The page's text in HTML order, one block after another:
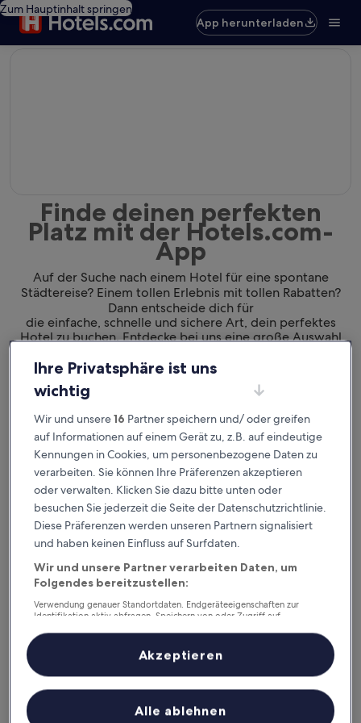
Zum Hauptinhalt springen
App herunterladen
Finde deinen perfekten
Platz mit der Hotels.com-
App
Auf der Suche nach einem Hotel für eine spontane
Städtereise? Einem tollen Erlebnis mit tollen Rabatten?
Dann entscheide dich für
die einfache, schnelle und sichere Art, dein perfektes
Hotel zu buchen. Entdecke bei uns eine große Auswahl
ausgeklügelter Sortier- und Filteroptionen genau die
Unterkunft, die zu dir passt. Wir wollen schließlich sicher
Verfügbar für iOS und Android
Gute Gründe, unsere App
herunterzuladen
Buche jederzeit und überall last minute
Ihre Privatsphäre ist uns
wichtig
Wir und unsere16 Partner speichern und/ oder greifen
auf Informationen auf einem Gerät zu, z.B. auf eindeutige
Kennungen in Cookies, um personenbezogene Daten zu
verarbeiten. Sie können Ihre Präferenzen akzeptieren
oder verwalten. Klicken Sie dazu bitte unten oder
besuchen Sie jederzeit die Seite der Datenschutzrichtlinie.
Diese Präferenzen werden unseren Partnern signalisiert
und haben keinen Einfluss auf Surfdaten.
Wir und unsere Partner verarbeiten Daten, um
Folgendes bereitzustellen:
Verwendung genauer Standortdaten. Endgeräteeigenschaften zur
Identifikation aktiv abfragen. Speichern von oder Zugriff auf
Inhalte, Messung von Werbeleistung und der Performance von Inhalten,
Zielgruppenforschung sowie Entwicklung und Verbesserung von
Liste der Partner (Lieferanten)
Alle ablehnen
Akzeptieren